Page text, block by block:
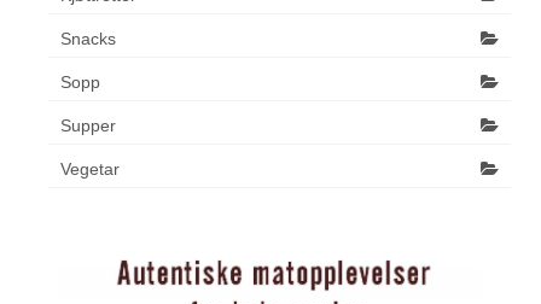
Snacks
Sopp
Supper
Vegetar